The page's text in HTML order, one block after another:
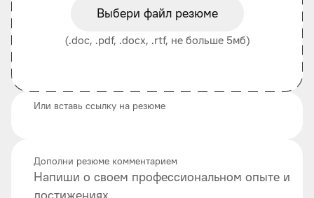
Выбери файл резюме
(.doc, .pdf, .docx, .rtf, не больше 5мб)
Или вставь ссылку на резюме
Напиши о своем профессиональном опыте и
достижениях.
Дополни резюме комментарием